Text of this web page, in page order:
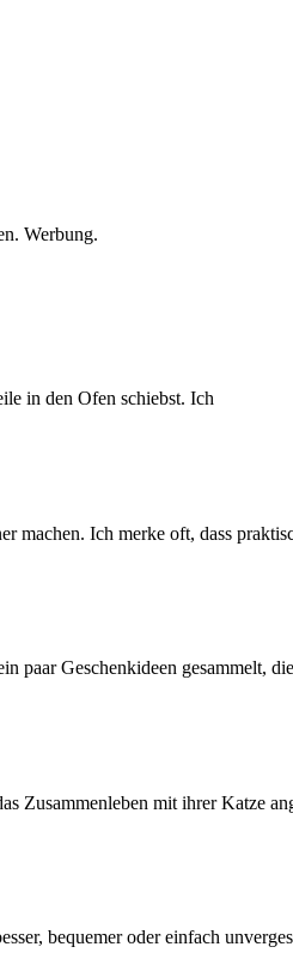
Werbung.
in den Ofen schiebst. Ich
machen. Ich merke oft, dass
paar Geschenkideen gesammelt, die
Zusammenleben mit ihrer Katze
bequemer oder einfach